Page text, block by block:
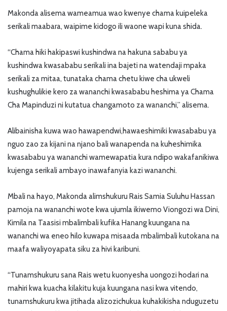
Makonda alisema wameamua wao kwenye chama kuipeleka
serikali maabara, waipime kidogo ili waone wapi kuna shida.
“Chama hiki hakipaswi kushindwa na hakuna sababu ya
kushindwa kwasababu serikali ina bajeti na watendaji mpaka
serikali za mitaa, tunataka chama chetu kiwe cha ukweli
kushughulikie kero za wananchi kwasababu heshima ya Chama
Cha Mapinduzi ni kutatua changamoto za wananchi,” alisema.
Alibainisha kuwa wao hawapendwi,hawaeshimiki kwasababu ya
nguo zao za kijani na njano bali wanapenda na kuheshimika
kwasababu ya wananchi wamewapatia kura ndipo wakafanikiwa
kujenga serikali ambayo inawafanyia kazi wananchi.
Mbali na hayo, Makonda alimshukuru Rais Samia Suluhu Hassan
pamoja na wananchi wote kwa ujumla ikiwemo Viongozi wa Dini,
Kimila na Taasisi mbalimbali kufika Hanang kuungana na
wananchi wa eneo hilo kuwapa misaada mbalimbali kutokana na
maafa waliyoyapata siku za hivi karibuni.
“Tunamshukuru sana Rais wetu kuonyesha uongozi hodari na
mahiri kwa kuacha kilakitu kuja kuungana nasi kwa vitendo,
tunamshukuru kwa jitihada alizozichukua kuhakikisha nduguzetu